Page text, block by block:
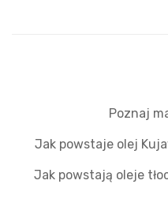
Poznaj
Jak powstaje olej
Jak powstają oleje